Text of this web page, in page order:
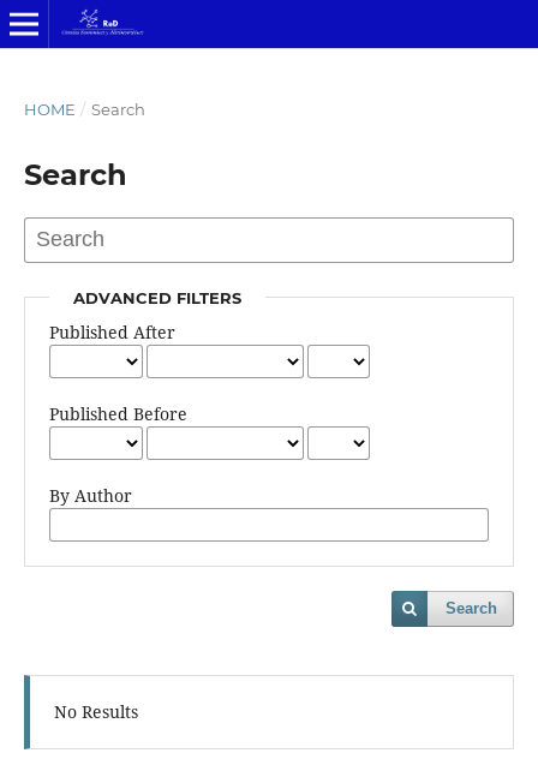
HOME / Search
Search
ADVANCED FILTERS
Published After
Published Before
By Author
Search
No Results